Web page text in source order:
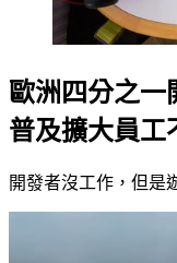
歐洲四分之一
普及擴大員工
開發者沒工作，但是